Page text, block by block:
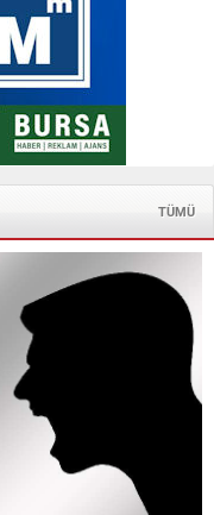
TÜMÜ